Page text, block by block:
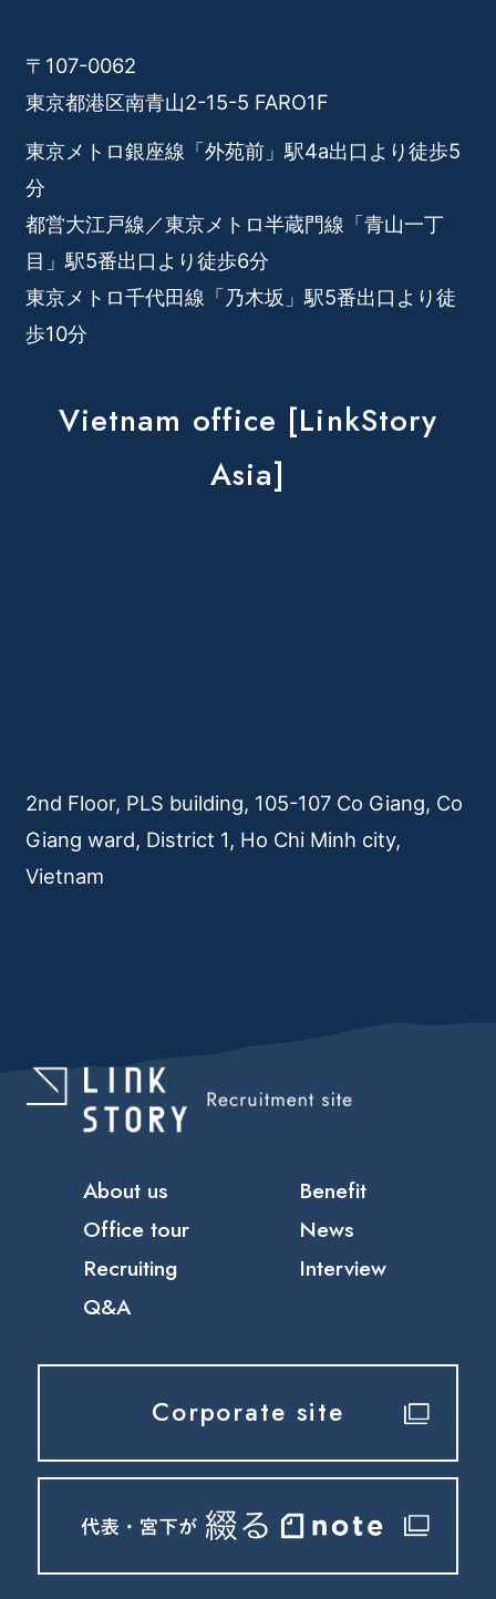
〒107-0062
東京都港区南青山2-15-5 FARO1F
東京メトロ銀座線「外苑前」駅4a出口より徒歩5
分
都営大江戸線／東京メトロ半蔵門線「青山一丁
目」駅5番出口より徒歩6分
東京メトロ千代田線「乃木坂」駅5番出口より徒
歩10分
Vietnam office [LinkStory
Asia]
2nd Floor, PLS building, 105-107 Co Giang, Co
Giang ward, District 1, Ho Chi Minh city,
Vietnam
About us
Benefit
Office tour
News
Recruiting
Interview
Q&A
Corporate site